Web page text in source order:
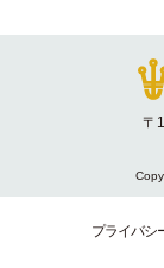
〒
プライバシ